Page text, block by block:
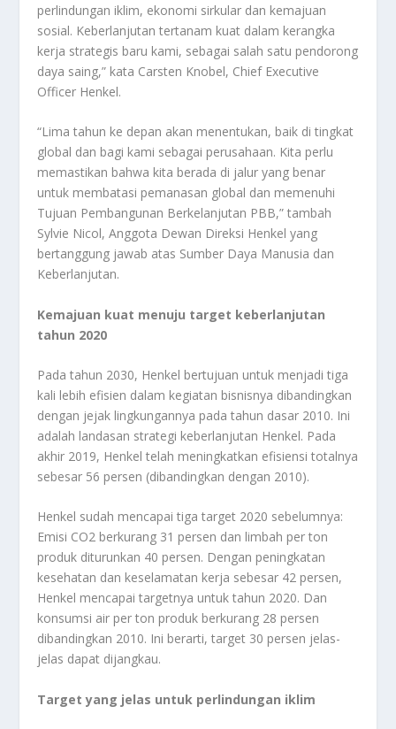
perlindungan iklim, ekonomi sirkular dan kemajuan
sosial. Keberlanjutan tertanam kuat dalam kerangka
kerja strategis baru kami, sebagai salah satu pendorong
daya saing,” kata Carsten Knobel, Chief Executive
Officer Henkel.
“Lima tahun ke depan akan menentukan, baik di tingkat
global dan bagi kami sebagai perusahaan. Kita perlu
memastikan bahwa kita berada di jalur yang benar
untuk membatasi pemanasan global dan memenuhi
Tujuan Pembangunan Berkelanjutan PBB,” tambah
Sylvie Nicol, Anggota Dewan Direksi Henkel yang
bertanggung jawab atas Sumber Daya Manusia dan
Keberlanjutan.
Kemajuan kuat menuju target keberlanjutan
tahun 2020
Pada tahun 2030, Henkel bertujuan untuk menjadi tiga
kali lebih efisien dalam kegiatan bisnisnya dibandingkan
dengan jejak lingkungannya pada tahun dasar 2010. Ini
adalah landasan strategi keberlanjutan Henkel. Pada
akhir 2019, Henkel telah meningkatkan efisiensi totalnya
sebesar 56 persen (dibandingkan dengan 2010).
Henkel sudah mencapai tiga target 2020 sebelumnya:
Emisi CO2 berkurang 31 persen dan limbah per ton
produk diturunkan 40 persen. Dengan peningkatan
kesehatan dan keselamatan kerja sebesar 42 persen,
Henkel mencapai targetnya untuk tahun 2020. Dan
konsumsi air per ton produk berkurang 28 persen
dibandingkan 2010. Ini berarti, target 30 persen jelas-
jelas dapat dijangkau.
Target yang jelas untuk perlindungan iklim